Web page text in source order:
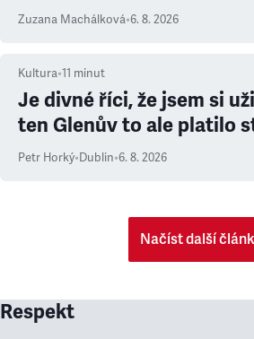
Zuzana Machálková•6. 8. 2026
Kultura•11 minut
Je divné říci, že jsem si
ten Glenův to ale platilo
Petr Horký•Dublin•6. 8. 2026
Načíst další
Respekt